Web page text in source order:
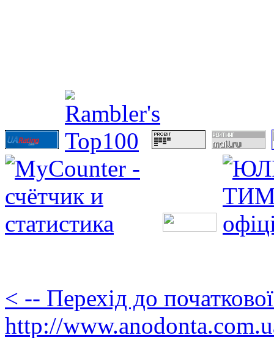
< -- Перехід до
http://